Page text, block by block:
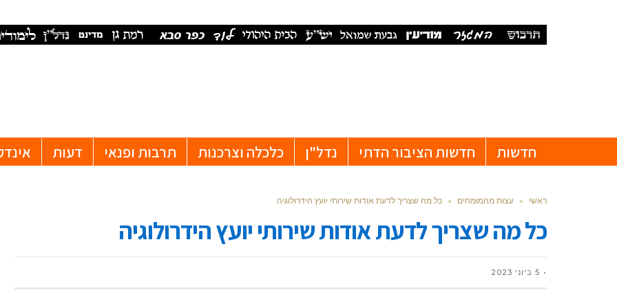
חדשות חדשות הציבור הדתי נדל"ן כלכלה וצרכנות תרבות ופנאי דעות
ראשי » עצות מהמומחים » כל מה שצריך לדעת אודות שירותי יועץ הידרולוגיה
כל מה שצריך לדעת אודות שירותי יועץ הידרולוגיה
5 ביוני 2023